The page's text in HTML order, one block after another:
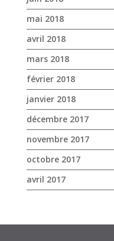
mai 2018
avril 2018
mars 2018
février 2018
janvier 2018
décembre 2017
novembre 2017
octobre 2017
avril 2017